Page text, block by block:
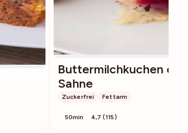
Buttermilchkuchen ohne
Sahne
Zuckerfrei Fettarm
50min 4,7 (115)